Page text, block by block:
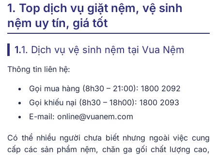
1. Top dịch vụ giặt nệm, vệ sinh
nệm uy tín, giá tốt
1.1. Dịch vụ vệ sinh nệm tại Vua Nệm
Thông tin liên hệ:
Gọi mua hàng (8h30 – 21:00): 1800 2092
Gọi khiếu nại (8h30 – 18h00): 1800 2093
E-mail: online@vuanem.com
Có thể nhiều người chưa biết nhưng ngoài việc cung
cấp các sản phẩm nệm, chăn ga gối chất lượng cao,